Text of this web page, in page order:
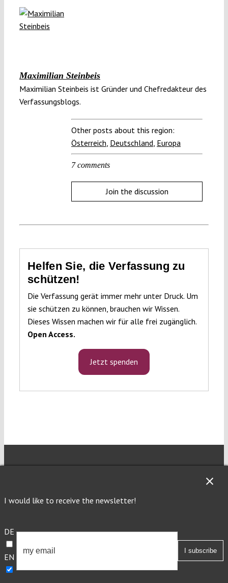
Maximilian Steinbeis
Maximilian Steinbeis ist Gründer und Chefredakteur des
Verfassungsblogs.
Other posts about this region:
Österreich Deutschland Europa
7 comments
Join the discussion
Helfen Sie, die Verfassung zu
schützen!
Die Verfassung gerät immer mehr unter Druck. Um
sie schützen zu können, brauchen wir Wissen.
Dieses Wissen machen wir für alle frei zugänglich.
Open Access.
Jetzt spenden
academic forum of debate on topical events
politics in Germany, the emerging common
European constitutional space and beyond.
I would like to receive the newsletter!
DE
EN